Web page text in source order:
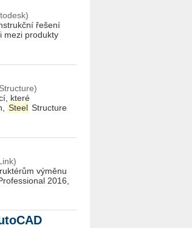
řešení
mezi produkty
které
Steel Structure
výměnu
2016,